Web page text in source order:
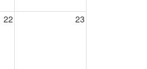
22 23